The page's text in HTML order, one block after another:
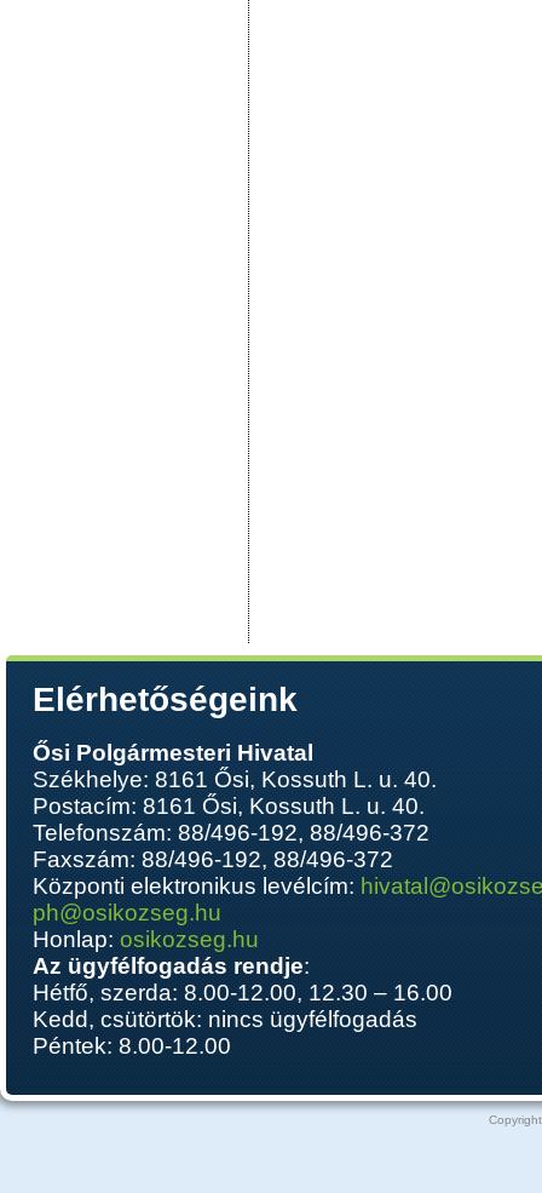
Elérhetőségeink
Ősi Polgármesteri Hivatal
Székhelye: 8161 Ősi, Kossuth L. u. 40.
Postacím: 8161 Ősi, Kossuth L. u. 40.
Telefonszám: 88/496-192, 88/496-372
Faxszám: 88/496-192, 88/496-372
Központi elektronikus levélcím:
ph@osikozseg.hu
Honlap:osikozseg.hu
Az ügyfélfogadás rendje:
Hétfő, szerda: 8.00-12.00, 12.30 – 16.00
Kedd, csütörtök: nincs ügyfélfogadás
Péntek: 8.00-12.00